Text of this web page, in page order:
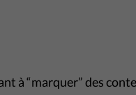
à “marquer” des